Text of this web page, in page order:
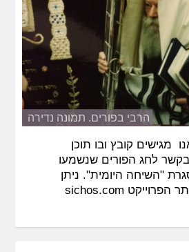
הרבי בפורים. תמונה נדירה
מגישים קובץ ובו תוכן
בקשר לחג הפורים שנשמעו
"השיחה היומית". ניתן
להאזין לשיחות באתר הפרוייקט sichos.com